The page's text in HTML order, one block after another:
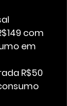
com
em
R$50